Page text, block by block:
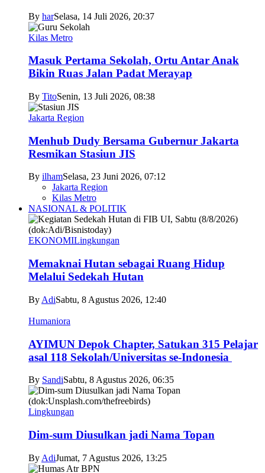
By harSelasa, 14 Juli 2026, 20:37
Kilas Metro
Masuk Pertama Sekolah, Ortu Antar Anak
Bikin Ruas Jalan Padat Merayap
By TitoSenin, 13 Juli 2026, 08:38
Jakarta Region
Menhub Dudy Bersama Gubernur Jakarta
Resmikan Stasiun JIS
By ilhamSelasa, 23 Juni 2026, 07:12
Jakarta Region
Kilas Metro
NASIONAL & POLITIK
EKONOMILingkungan
Memaknai Hutan sebagai Ruang Hidup
Melalui Sedekah Hutan
By AdiSabtu, 8 Agustus 2026, 12:40
Humaniora
AYIMUN Depok Chapter, Satukan 315 Pelajar
asal 118 Sekolah/Universitas se-Indonesia
By SandiSabtu, 8 Agustus 2026, 06:35
Lingkungan
Dim-sum Diusulkan jadi Nama Topan
By AdiJumat, 7 Agustus 2026, 13:25